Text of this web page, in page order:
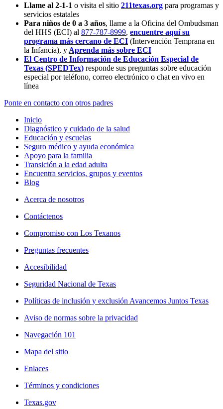
Llame al 2-1-1 o visita el sitio 211texas.org para programas y
servicios estatales
Para niños de 0 a 3 años, llame a la Oficina del Ombudsman
del HHS (ECI) al 877-787-8999, encuentre aquí su
programa más cercano de ECI (Intervención Temprana en
la Infancia), y Aprenda más sobre ECI
El Centro de Información de Educación Especial de
Texas (SPEDTex) responde sus preguntas sobre educación
especial por teléfono, correo electrónico o chat en vivo en
línea
Ponte en contacto con otros padres
Inicio
Diagnóstico y cuidado de la salud
Educación y escuelas
Seguro médico y ayuda económica
Apoyo para la familia
Transición a la edad adulta
Encuentra servicios, grupos y eventos
Blog
Acerca de nosotros
Contáctenos
Compromiso con Los Texanos
Preguntas frecuentes
Accesibilidad
Seguridad Nacional de Texas
Políticas de inclusión y exclusión Avancemos Juntos Texas
Aviso de normas sobre la privacidad
Navegación 101
Mapa del sitio
Enlaces
Términos y condiciones
Texas.gov